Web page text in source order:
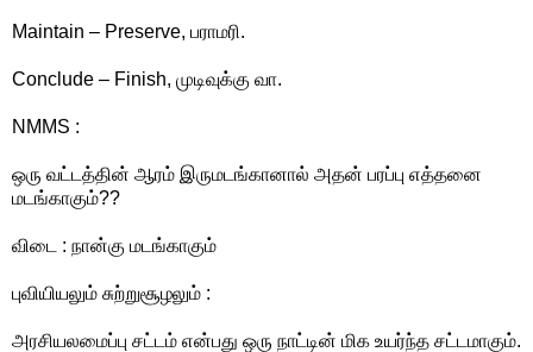
Maintain – Preserve, பராமரி.
Conclude – Finish, முடிவுக்கு வா.
NMMS :
ஒரு வட்டத்தின் ஆரம் இருமடங்கானால் அதன் பரப்பு எத்தனை
மடங்காகும்??
விடை : நான்கு மடங்காகும்
புவியியலும் சுற்றுசூழலும் :
அரசியலமைப்பு சட்டம் என்பது ஒரு நாட்டின் மிக உயர்ந்த சட்டமாகும்.